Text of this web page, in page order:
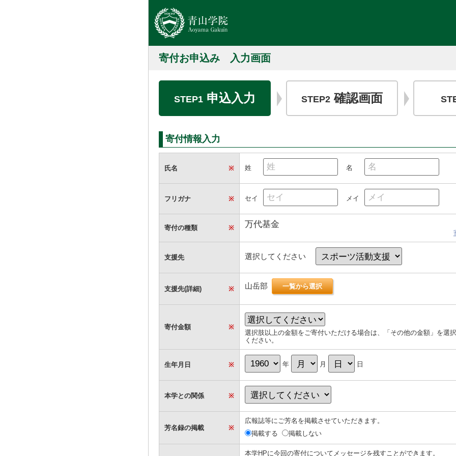
寄付お申込み 入力画面
STEP1 申込入力 STEP2 確認画面
寄付情報入力
氏名 ※ 姓 名
フリガナ ※ セイ メイ
寄付の種類 ※ 万代基金
支援先 選択してください
支援先(詳細) ※ 山岳部 一覧から選択
寄付金額 ※
選択肢以上の金額をご寄付いただける場合は、「その他の金額」を選
ください。
生年月日 ※ 年 月 日
本学との関係 ※
芳名録の掲載 ※
広報誌等にご芳名を掲載させていただきます。
掲載する
掲載しない
本学HPに今回の寄付についてメッセージを残すことができます。